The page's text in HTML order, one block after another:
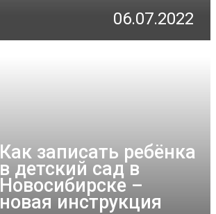
06.07.2022
Как записать ребёнка
в детский сад в
Новосибирске –
новая инструкция